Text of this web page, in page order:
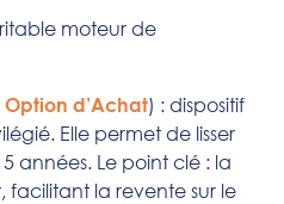
moteur de
d’Achat) : dispositif
Elle permet de lisser
années. Le point clé : la
facilitant la revente sur le